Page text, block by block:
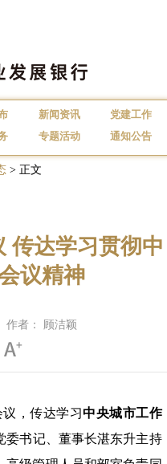
新闻资讯
党建工作
专题活动 通知公告
> 正文
传达学习贯彻中
议精神
作者： 顾洁颖
议，传达学习中央城市工作
委书记、董事长湛东升主持